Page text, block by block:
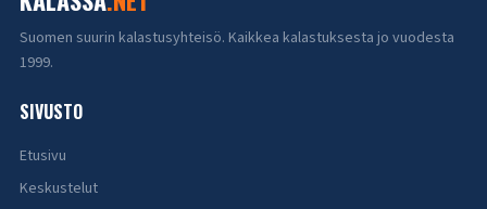
Suomen suurin kalastusyhteisö. Kaikkea kalastuksesta jo vuodesta
1999.
SIVUSTO
Etusivu
Keskustelut